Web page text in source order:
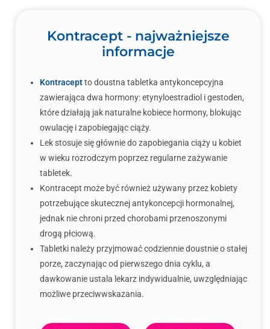
Kontracept - najważniejsze
informacje
Kontraceptto doustna tabletka antykoncepcyjna
zawierająca dwa hormony: etynyloestradiol i gestoden,
które działają jak naturalne kobiece hormony, blokując
owulację i zapobiegając ciąży.
Lek stosuje się głównie do zapobiegania ciąży u kobiet
w wieku rozrodczym poprzez regularne zażywanie
tabletek.
Kontracept może być również używany przez kobiety
potrzebujące skutecznej antykoncepcji hormonalnej,
jednak nie chroni przed chorobami przenoszonymi
drogą płciową.
Tabletki należy przyjmować codziennie doustnie o stałej
porze, zaczynając od pierwszego dnia cyklu, a
dawkowanie ustala lekarz indywidualnie, uwzględniając
możliwe przeciwwskazania.